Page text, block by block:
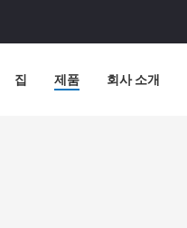
집 제품 회사 소개